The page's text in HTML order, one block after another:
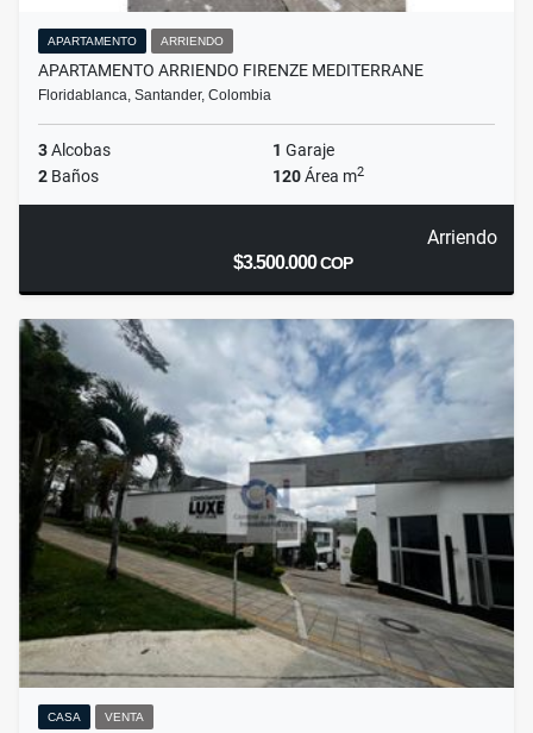
APARTAMENTO ARRIENDO
APARTAMENTO ARRIENDO FIRENZE MEDITERRANE
Floridablanca, Santander, Colombia
3Alcobas 1 Garaje
2 Baños 120Área m2
Arriendo
$3.500.000COP
CASA VENTA